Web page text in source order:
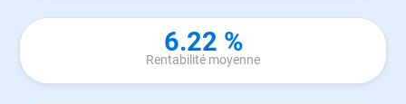
6.22 %
Rentabilité moyenne